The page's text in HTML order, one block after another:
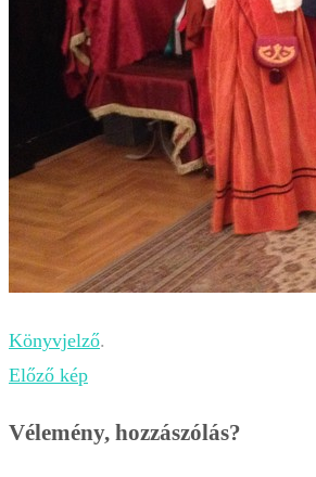
Könyvjelző.
Előző kép
Vélemény, hozzászólás?